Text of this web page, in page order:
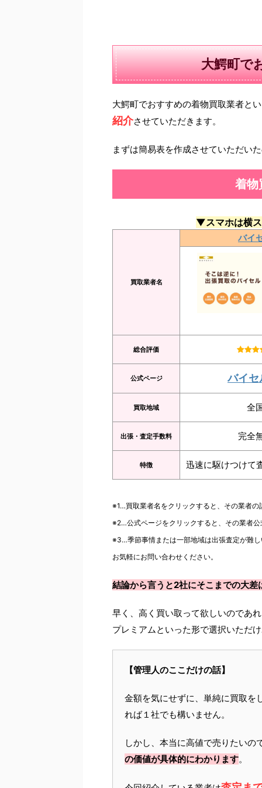
大鰐町で
大鰐町でおすすめの着物買取業者と
紹介させていただきます。
まずは簡易表を作成させていただい
着物
▼スマホは横
買取業者名
バイ
総合評価
公式ページ バイセ
買取地域 全
出張・査定手数料 完全
特徴 迅速に駆けつけて
※1…買取業者名をクリックすると、その業者
※2…公式ページをクリックすると、その業者
※3…季節事情または一部地域は出張査定が難
お気軽にお問い合わせください。
結論から言うと2社にそこまでの大差
早く、高く買い取って欲しいのであ
プレミアムといった形で選択いただ
【管理人のここだけの話】
金額を気にせずに、単純に買取を
れば１社でも構いません。
しかし、本当に高値で売りたいの
の価値が具体的にわかります。